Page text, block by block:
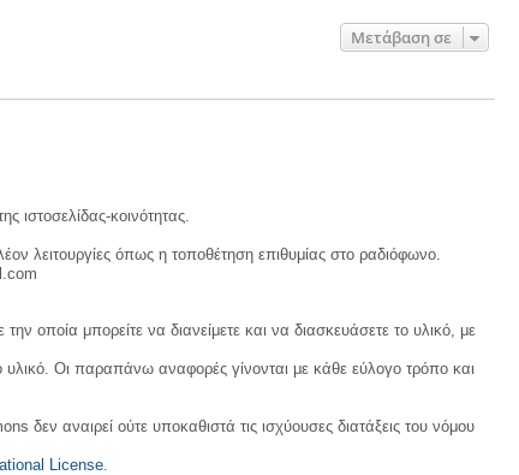
Μετάβαση σε
ιστοσελίδας-κοινότητας.
λειτουργίες όπως η τοποθέτηση επιθυμίας στο ραδιόφωνο.
μπορείτε να διανείμετε και να διασκευάσετε το υλικό, με
υλικό. Οι παραπάνω αναφορές γίνονται με κάθε εύλογο τρόπο και
δεν αναιρεί ούτε υποκαθιστά τις ισχύουσες διατάξεις του νόμου
License.